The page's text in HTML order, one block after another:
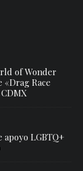
of Wonder
Race
apoyo LGBTQ+